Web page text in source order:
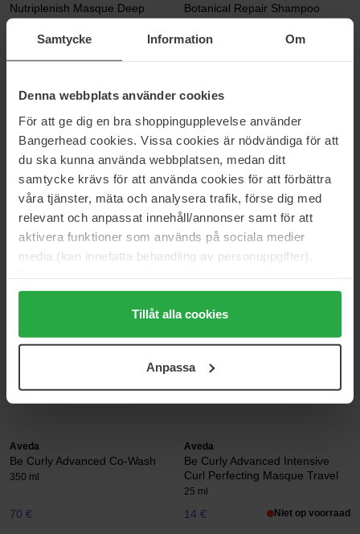
Samtycke Information Om
Denna webbplats använder cookies
För att ge dig en bra shoppingupplevelse använder
Bangerhead cookies. Vissa cookies är nödvändiga för att
du ska kunna använda webbplatsen, medan ditt
samtycke krävs för att använda cookies för att förbättra
våra tjänster, mäta och analysera trafik, förse dig med
relevant och anpassat innehåll/annonser samt för att
aktivera funktioner som används på sociala medier
media (kan innefatta behandling av personuppgifter).
Genom att trycka på "Tillåt alla cookies" accepterar du
alla cookies, medan du under "Detaljer" kan anpassa
användningen av cookies. Du kan när som helst återkalla
samt vår Integritetspolicy.
Tillåt alla cookies
Anpassa
Nutriplenish Masque Deep
Moisture
200 ml
56 € Niet op voorraad
Botanical Repair Shampoo
41 € Niet op voorraad
Invati Ultra Advanced System
Set Rich
Invati Ultra Advanced System Set Rich
159 € Niet op voorraad
Scalp Solutions Balancing
Shampoo
200 ml
35 € Niet op voorraad
Be Curly Advanced Shampoo
250 ml
41 € Niet op voorraad
Botanical Repair Leave In
Treatment
44 € Niet op voorraad
Aveda Aveda
300 ml
Aveda
Be Curly Advanced Co-Wash
350 ml
70 €
Aveda
Be Curly Advanced Intensive
Curl Perfecting Masque Travel
25 ml
14 € Niet op voorraad